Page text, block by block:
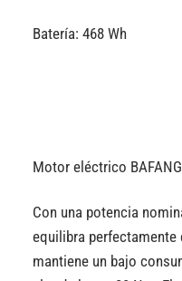
Batería: 468 Wh
Motor eléctrico
Con una potencia
equilibra
mantiene un bajo